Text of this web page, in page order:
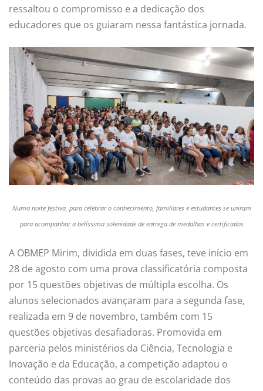
ressaltou o compromisso e a dedicação dos
educadores que os guiaram nessa fantástica jornada.
Numa noite festiva, para celebrar o conhecimento, familiares e estudantes se uniram
para acompanhar a belíssima solenidade de entrega de medalhas e certificados
A OBMEP Mirim, dividida em duas fases, teve início em
28 de agosto com uma prova classificatória composta
por 15 questões objetivas de múltipla escolha. Os
alunos selecionados avançaram para a segunda fase,
realizada em 9 de novembro, também com 15
questões objetivas desafiadoras. Promovida em
parceria pelos ministérios da Ciência, Tecnologia e
Inovação e da Educação, a competição adaptou o
conteúdo das provas ao grau de escolaridade dos